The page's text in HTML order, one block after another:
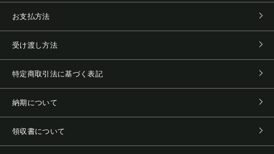
お支払方法
受け渡し方法
特定商取引法に基づく表記
納期について
領収書について